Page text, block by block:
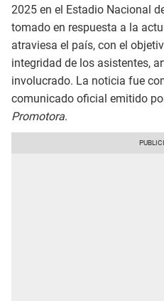
2025 en el Estadio Nacional
tomado en respuesta a la
atraviesa el país, con el
integridad de los asistentes,
involucrado. La noticia fue
comunicado oficial emitido
Promotora.